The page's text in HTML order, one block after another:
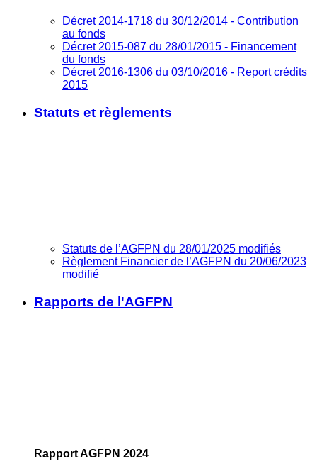
Décret 2014-1718 du 30/12/2014 - Contribution
au fonds
Décret 2015-087 du 28/01/2015 - Financement
du fonds
Décret 2016-1306 du 03/10/2016 - Report crédits
2015
Statuts et règlements
Statuts de l’AGFPN du 28/01/2025 modifiés
Règlement Financier de l’AGFPN du 20/06/2023
modifié
Rapports de l'AGFPN
Rapport AGFPN 2024